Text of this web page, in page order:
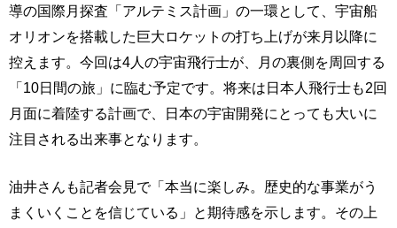
導の国際月探査「アルテミス計画」の一環として、宇宙船
オリオンを搭載した巨大ロケットの打ち上げが来月以降に
控えます。今回は4人の宇宙飛行士が、月の裏側を周回する
「10日間の旅」に臨む予定です。将来は日本人飛行士も2回
月面に着陸する計画で、日本の宇宙開発にとっても大いに
注目される出来事となります。
油井さんも記者会見で「本当に楽しみ。歴史的な事業がう
まくいくことを信じている」と期待感を示します。その上